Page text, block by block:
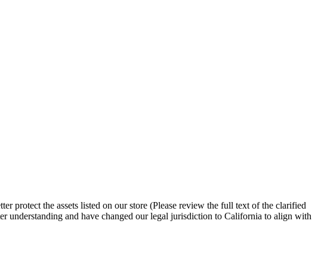
protect the assets listed on our store (Please review the full text of the clarified
and have changed our legal jurisdiction to California to align with